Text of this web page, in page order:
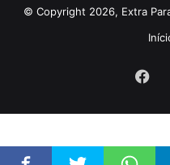
© Copyright 2026, Extra